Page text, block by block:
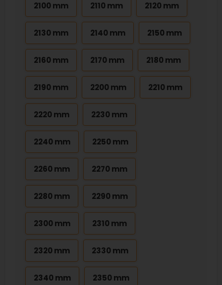
2100 mm 2110 mm 2120 mm
2130 mm 2140 mm 2150 mm
2160 mm 2170 mm 2180 mm
2190 mm 2200 mm 2210 mm
2220 mm 2230 mm
2240 mm 2250 mm
2260 mm 2270 mm
2280 mm 2290 mm
2300 mm 2310 mm
2320 mm 2330 mm
2340 mm 2350 mm